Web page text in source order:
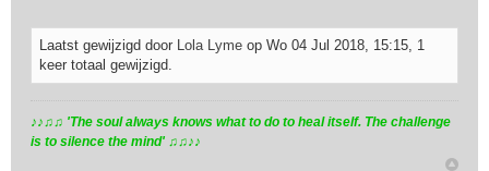
Laatst gewijzigd door Lola Lyme op Wo 04 Jul 2018, 15:15, 1
keer totaal gewijzigd.
♪♪♫♫ 'The soul always knows what to do to heal itself. The challenge
is to silence the mind' ♫♫♪♪